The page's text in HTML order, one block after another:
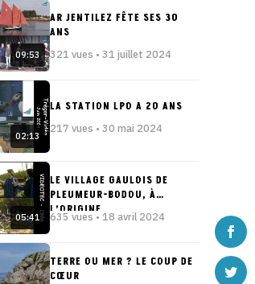
09:53
AR JENTILEZ FÊTE SES 30
ANS
321 vues • 31 juillet 2024
02:13
LA STATION LPO A 20 ANS
217 vues • 30 mai 2024
05:41
LE VILLAGE GAULOIS DE
PLEUMEUR-BODOU, À
L’ORIGINE
635 vues • 18 avril 2024
TERRE OU MER ? LE COUP DE
CŒUR